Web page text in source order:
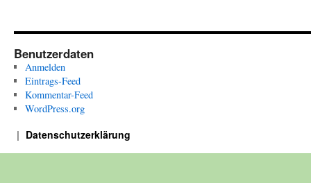
Benutzerdaten
Anmelden
Eintrags-Feed
Kommentar-Feed
WordPress.org
Datenschutzerklärung